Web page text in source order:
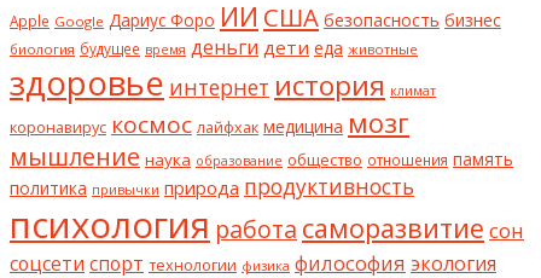
Apple Google Дариус Форо ИИ США безопасность бизнес
биология будущее время деньги дети еда животные
здоровье интернет история климат
коронавирус космос лайфхак медицина мозг
мышление наука образование общество отношения память
политика привычки природа продуктивность
психология работа саморазвитие сон
соцсети спорт технологии физика философия экология